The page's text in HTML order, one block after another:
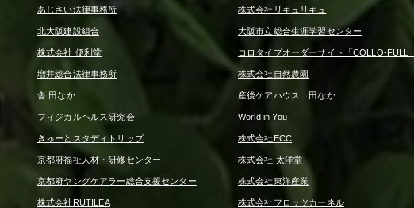
あじさい法律事務所 株式会社リキュリキュ
北大阪建設組合 大阪市立総合生涯学習センター
株式会社 便利堂 コロタイプオーダーサイト「COLLO-FULL」
増井総合法律事務所 株式会社自然農園
舎 田なか 産後ケアハウス 田なか
フィジカルヘルス研究会 World in You
きゅーとスタディトリップ 株式会社ECC
京都府福祉人材・研修センター 株式会社 太洋堂
京都府ヤングケアラー総合支援センター 株式会社東洋産業
株式会社RUTILEA 株式会社フロッツカーネル